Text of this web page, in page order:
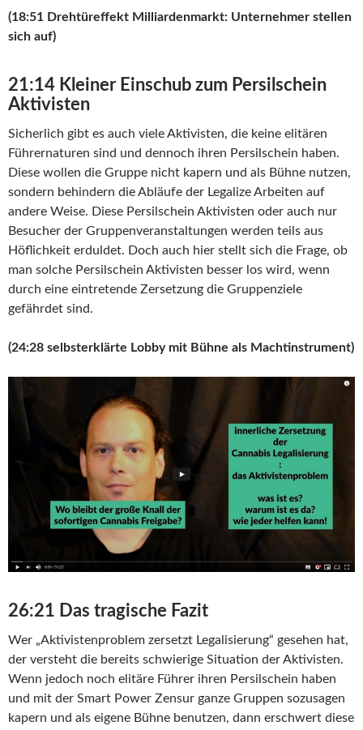
(18:51 Drehtüreffekt Milliardenmarkt: Unternehmer stellen
sich auf)
21:14 Kleiner Einschub zum Persilschein
Aktivisten
Sicherlich gibt es auch viele Aktivisten, die keine elitären
Führernaturen sind und dennoch ihren Persilschein haben.
Diese wollen die Gruppe nicht kapern und als Bühne nutzen,
sondern behindern die Abläufe der Legalize Arbeiten auf
andere Weise. Diese Persilschein Aktivisten oder auch nur
Besucher der Gruppenveranstaltungen werden teils aus
Höflichkeit erduldet. Doch auch hier stellt sich die Frage, ob
man solche Persilschein Aktivisten besser los wird, wenn
durch eine eintretende Zersetzung die Gruppenziele
gefährdet sind.
(24:28 selbsterklärte Lobby mit Bühne als Machtinstrument)
26:21 Das tragische Fazit
Wer „Aktivistenproblem zersetzt Legalisierung“ gesehen hat,
der versteht die bereits schwierige Situation der Aktivisten.
Wenn jedoch noch elitäre Führer ihren Persilschein haben
und mit der Smart Power Zensur ganze Gruppen sozusagen
kapern und als eigene Bühne benutzen, dann erschwert diese